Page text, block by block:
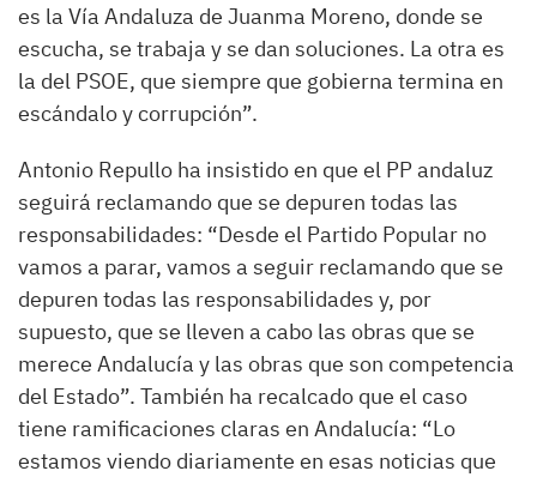
es la Vía Andaluza de Juanma Moreno, donde se
escucha, se trabaja y se dan soluciones. La otra es
la del PSOE, que siempre que gobierna termina en
escándalo y corrupción”.
Antonio Repullo ha insistido en que el PP andaluz
seguirá reclamando que se depuren todas las
responsabilidades: “Desde el Partido Popular no
vamos a parar, vamos a seguir reclamando que se
depuren todas las responsabilidades y, por
supuesto, que se lleven a cabo las obras que se
merece Andalucía y las obras que son competencia
del Estado”. También ha recalcado que el caso
tiene ramificaciones claras en Andalucía: “Lo
estamos viendo diariamente en esas noticias que